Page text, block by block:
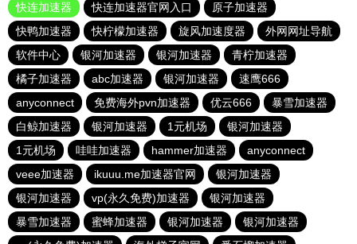
快连加速器
快连加速器官网入口
原子加速器
快鸭加速器
快柠檬加速器 旋风加速度器
外网网址导航
软件中心
银河加速器 银河加速器
青柠加速器
橘子加速器
abc加速器 银河加速器
速鹰666
anyconnect
免费海外pvn加速器 优云666
暴雪加速器
白鲸加速器
银河加速器 1元机场
银河加速器
1元机场
哇哇加速器 hammer加速器
anyconnect
veee加速器
ikuuu.me加速器官网
银河加速器
银河加速器
vp(永久免费)加速器
银河加速器
暴雪加速器
蜜蜂加速器 银河加速器
银河加速器